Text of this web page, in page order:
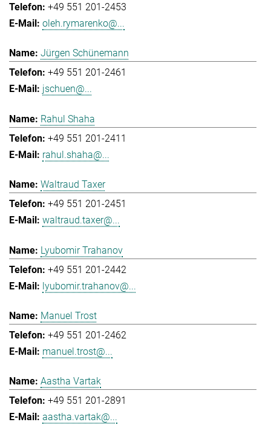
+49 551 201-2453
oleh.rymarenko@...
Jürgen Schünemann
+49 551 201-2461
jschuen@...
Rahul Shaha
+49 551 201-2411
rahul.shaha@...
Waltraud Taxer
+49 551 201-2451
waltraud.taxer@...
Lyubomir Trahanov
+49 551 201-2442
lyubomir.trahanov@...
Manuel Trost
+49 551 201-2462
manuel.trost@...
Aastha Vartak
+49 551 201-2891
aastha.vartak@...